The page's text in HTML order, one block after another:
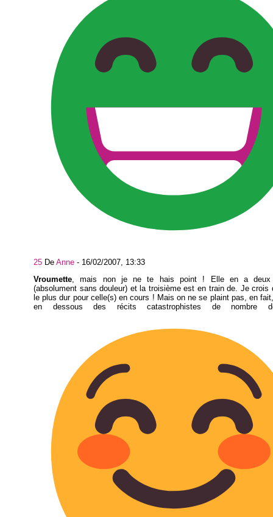
25 De Anne - 16/02/2007, 13:33
Vroumette , mais non je ne te hais point ! Elle en a deux
(absolument sans douleur) et la troisième est en train de. Je crois
le plus dur pour celle(s) en cours ! Mais on ne se plaint pas, en
en dessous des récits catastrophistes de nombre